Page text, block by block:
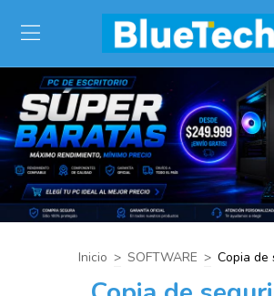
Inicio > SOFTWARE > Copia de